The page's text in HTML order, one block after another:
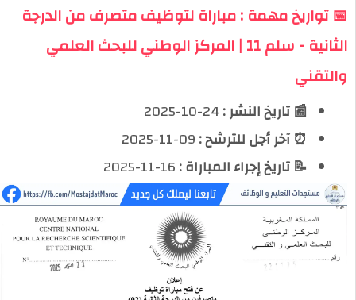
📅 تواريخ مهمة : مباراة لتوظيف متصرف من الدرجة
الثانية - سلم 11 | المركز الوطني للبحث العلمي
والتقني
📰 تاريخ النشر :24-10-2025
⏰ آخر أجل للترشح :09-11-2025
📝 تاريخ إجراء المباراة :16-11-2025